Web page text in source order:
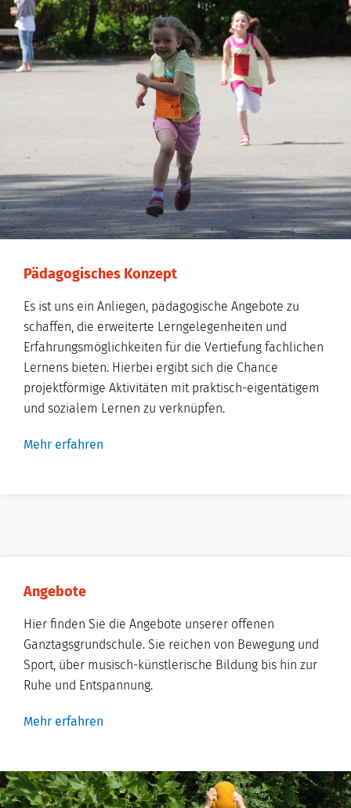
Pädagogisches Konzept
Es ist uns ein Anliegen, pädagogische Angebote zu
schaffen, die erweiterte Lerngelegenheiten und
Erfahrungsmöglichkeiten für die Vertiefung fachlichen
Lernens bieten. Hierbei ergibt sich die Chance
projektförmige Aktivitäten mit praktisch-eigentätigem
und sozialem Lernen zu verknüpfen.
Mehr erfahren
Angebote
Hier finden Sie die Angebote unserer offenen
Ganztagsgrundschule. Sie reichen von Bewegung und
Sport, über musisch-künstlerische Bildung bis hin zur
Ruhe und Entspannung.
Mehr erfahren